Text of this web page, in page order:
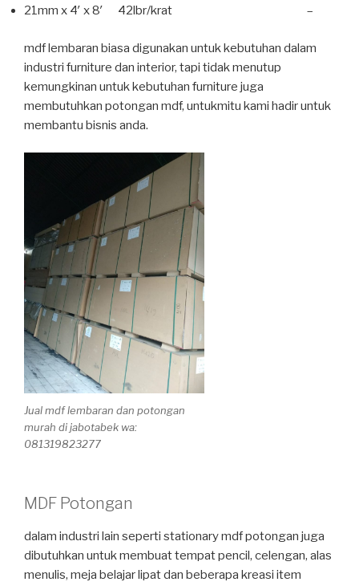
21mm x 4′ x 8′ 42lbr/krat –
mdf lembaran biasa digunakan untuk kebutuhan dalam
industri furniture dan interior, tapi tidak menutup
kemungkinan untuk kebutuhan furniture juga
membutuhkan potongan mdf, untukmitu kami hadir untuk
membantu bisnis anda.
Jual mdf lembaran dan potongan
murah di jabotabek wa:
081319823277
MDF Potongan
dalam industri lain seperti stationary mdf potongan juga
dibutuhkan untuk membuat tempat pencil, celengan, alas
menulis, meja belajar lipat dan beberapa kreasi item